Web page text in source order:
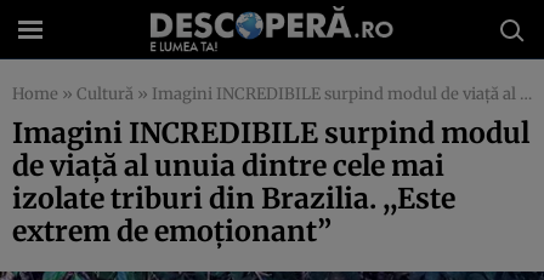
Home » Cultură » Imagini INCREDIBILE surpind modul de viaţă al unuia dintre cele mai izolate triburi din Brazilia. ,,Este extrem de emoţionant”
Imagini INCREDIBILE surpind modul
de viaţă al unuia dintre cele mai
izolate triburi din Brazilia. ,,Este
extrem de emoţionant”